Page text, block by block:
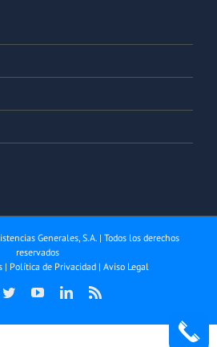
Generales, S.A. | Todos los derechos
reservados
| Política de Privacidad | Aviso Legal
TwitterYouTubeLinkedIn